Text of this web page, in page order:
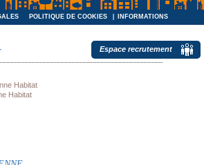
POLITIQUE DE COOKIES
INFORMATIONS
Habitat
Habitat
Espace recrutement